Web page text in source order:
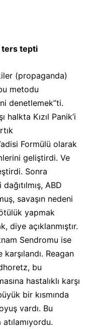
ters tepti
(propaganda)
metodu
denetlemek”ti.
halkta Kızıl Panik’i
Formülü olarak
geliştirdi. Ve
Sonra
ABD
savaşın nedeni
yapmak
diye açıklanmıştır.
Sendromu ise
Reagan
bu
hastalıklı karşı
bir kısmında
vardı. Bu